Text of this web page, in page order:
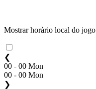
Mostrar horàrio local do jogo
❮
00 - 00 Mon
00 - 00 Mon
❯